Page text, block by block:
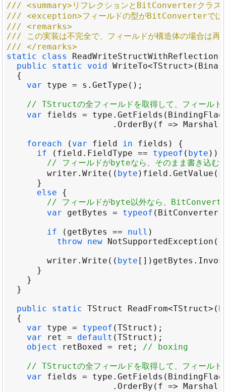
/// <summary>リフレクションとBitConverterクラスの
/// <exception>フィールドの型がBitConverterでは
/// <remarks>
/// この実装は不完全で、フィールドが構造体の場合は再
/// </remarks>
static
class
ReadWriteStructWithReflection
public
static void WriteTo<TStruct> (
var
type = s . GetType
// TStructの全フィールドを取得して、フィールド
var
fields = type . GetFields (
                     .
OrderBy ( f => Marshal
foreach ( var field in fields
if ( field . FieldType == typeof ( byte
// フィールドがbyteなら、そのまま書き込む
writer . Write (( byte ) field . GetValue ( s
else
// フィールドがbyte以外なら、
var
getBytes = typeof ( BitConverter
if ( getBytes == null
throw new NotSupportedException (
writer . Write (( byte []) getBytes .
public
static TStruct ReadFrom<TStruct> (
var
type = typeof (TStruct
var
ret = default (TStruct
object
retBoxed = ret ; // boxing
// TStructの全フィールドを取得して、フィールド
var
fields = type . GetFields (
                     .
OrderBy ( f => Marshal